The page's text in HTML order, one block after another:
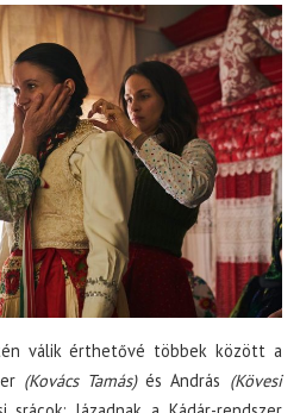
válik érthetővé többek között a
(Kovács Tamás)és András (Kövesi